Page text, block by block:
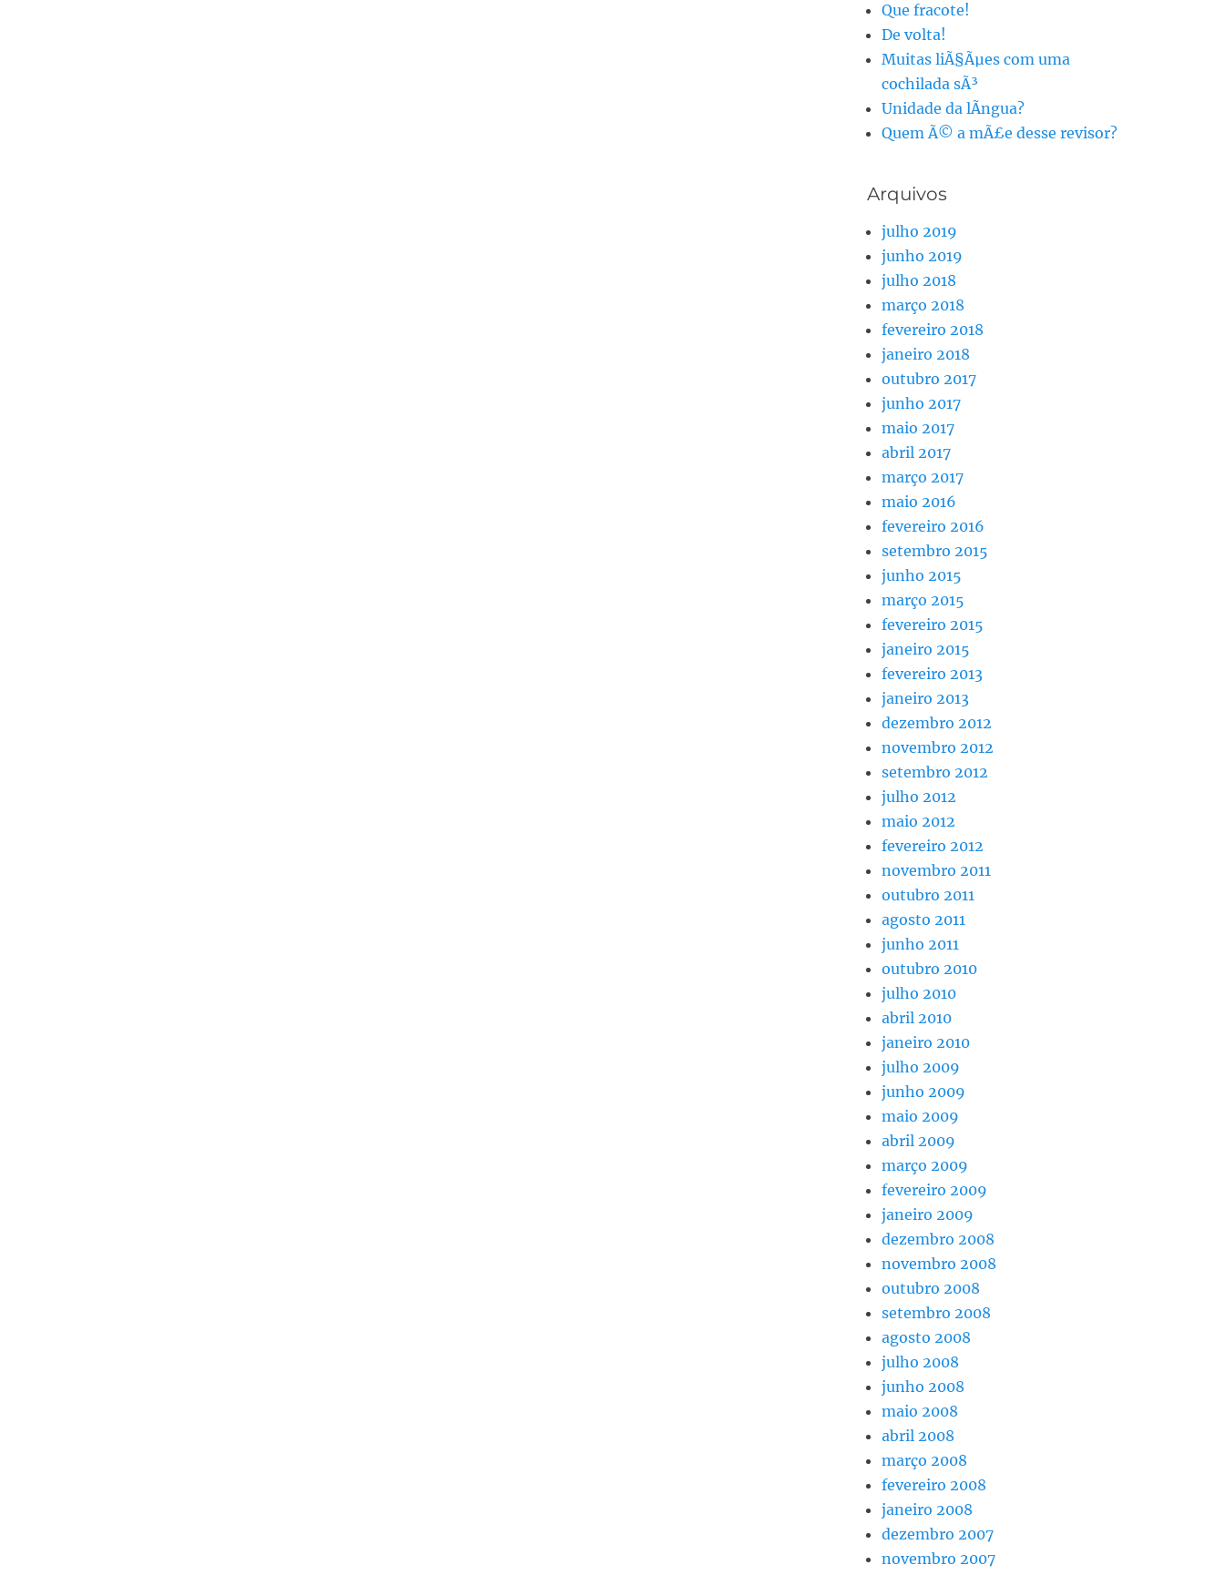
Que fracote!
De volta!
Muitas liÃ§Ãµes com uma
cochilada sÃ³
Unidade da lÃ­ngua?
Quem Ã© a mÃ£e desse revisor?
Arquivos
julho 2019
junho 2019
julho 2018
março 2018
fevereiro 2018
janeiro 2018
outubro 2017
junho 2017
maio 2017
abril 2017
março 2017
maio 2016
fevereiro 2016
setembro 2015
junho 2015
março 2015
fevereiro 2015
janeiro 2015
fevereiro 2013
janeiro 2013
dezembro 2012
novembro 2012
setembro 2012
julho 2012
maio 2012
fevereiro 2012
novembro 2011
outubro 2011
agosto 2011
junho 2011
outubro 2010
julho 2010
abril 2010
janeiro 2010
julho 2009
junho 2009
maio 2009
abril 2009
março 2009
fevereiro 2009
janeiro 2009
dezembro 2008
novembro 2008
outubro 2008
setembro 2008
agosto 2008
julho 2008
junho 2008
maio 2008
abril 2008
março 2008
fevereiro 2008
janeiro 2008
dezembro 2007
novembro 2007